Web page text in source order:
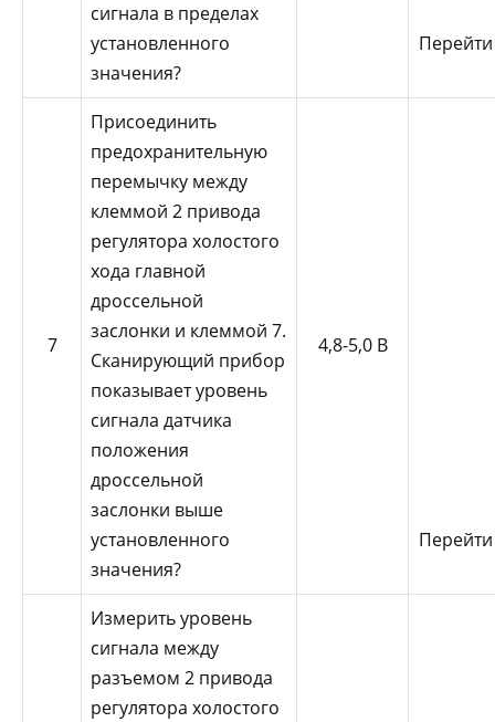
сигнала в пределах
установленного
значения?
7
Присоединить
предохранительную
перемычку между
клеммой 2 привода
регулятора холостого
хода главной
дроссельной
заслонки и клеммой 7.
Сканирующий прибор
показывает уровень
сигнала датчика
положения
дроссельной
заслонки выше
установленного
значения?
4,8-5,0 В
Измерить уровень
сигнала между
разъемом 2 привода
регулятора холостого